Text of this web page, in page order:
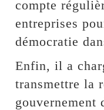
compte
entreprises
démocratie
Enfin, il a
transmettre la
gouvernement